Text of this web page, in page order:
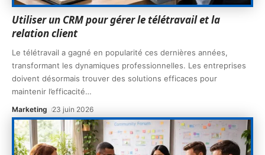
Utiliser un CRM pour gérer le télétravail et la
relation client
Le télétravail a gagné en popularité ces dernières années,
transformant les dynamiques professionnelles. Les entreprises
doivent désormais trouver des solutions efficaces pour
maintenir l’efficacité…
Marketing 23 juin 2026